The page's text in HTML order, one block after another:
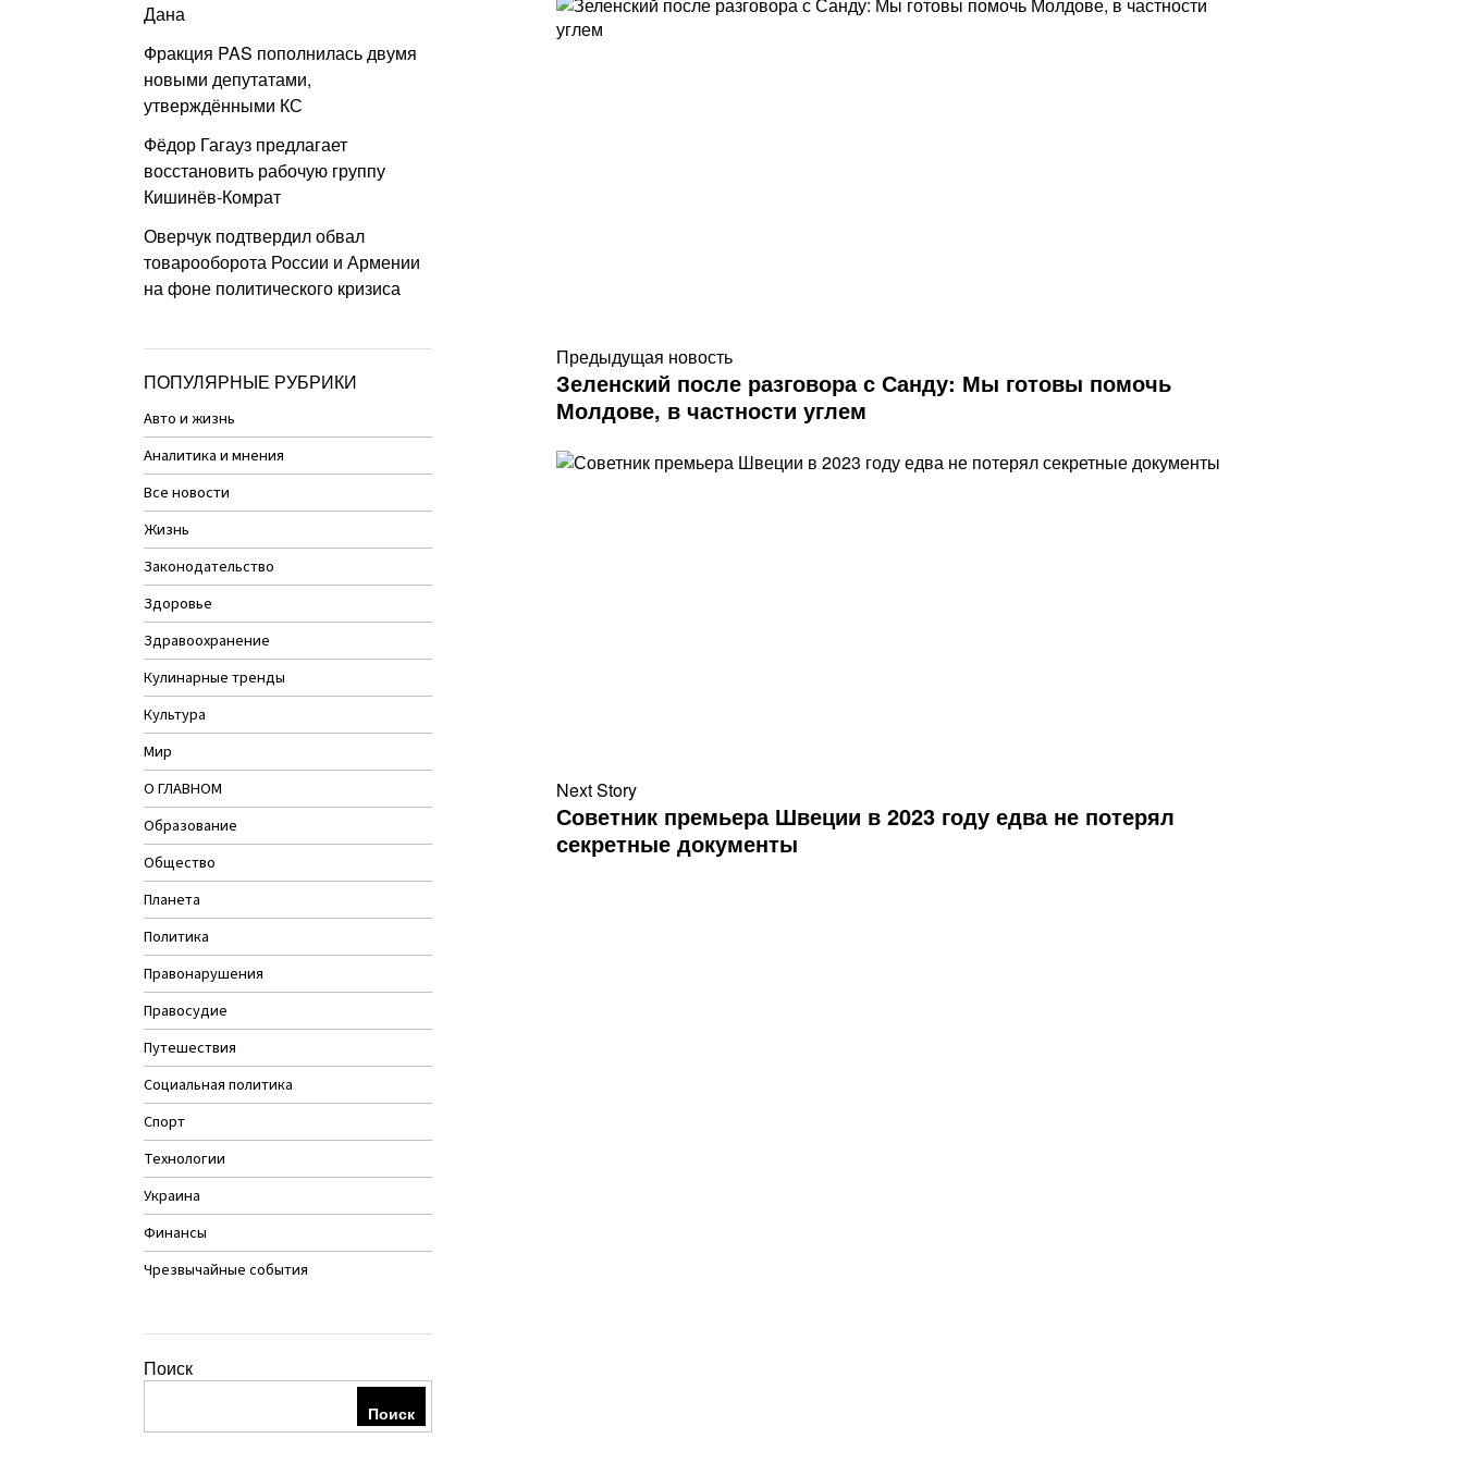
Предыдущая новость
Зеленский после разговора с Санду: Мы готовы помочь
Молдове, в частности углем
Next Story
Советник премьера Швеции в 2023 году едва не потерял
секретные документы
Дана
Фракция PAS пополнилась двумя
новыми депутатами,
утверждёнными КС
Фёдор Гагауз предлагает
восстановить рабочую группу
Кишинёв-Комрат
Оверчук подтвердил обвал
товарооборота России и Армении
на фоне политического кризиса
ПОПУЛЯРНЫЕ РУБРИКИ
Авто и жизнь
Аналитика и мнения
Все новости
Жизнь
Законодательство
Здоровье
Здравоохранение
Кулинарные тренды
Культура
Мир
О ГЛАВНОМ
Образование
Общество
Планета
Политика
Правонарушения
Правосудие
Путешествия
Социальная политика
Спорт
Технологии
Украина
Финансы
Чрезвычайные события
Поиск
Поиск